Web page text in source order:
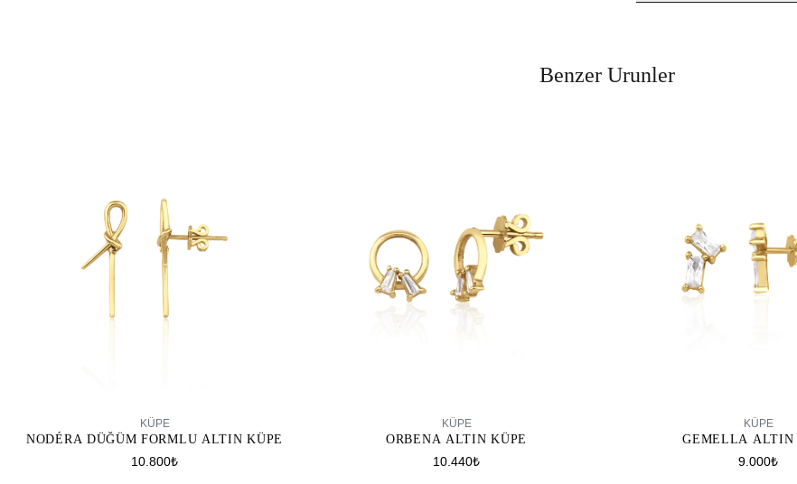
Benzer Urunler
KÜPE
NODÉRA DÜĞÜM FORMLU ALTIN KÜPE
10.800₺
KÜPE
ORBENA ALTIN KÜPE
10.440₺
KÜPE
GEMELLA ALTIN
9.000₺